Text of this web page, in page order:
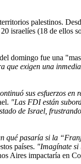
palestinos.
israelíes (18 de ellos
domingo fue una
que exigen una
sus esfuerzos en
"Las FDI están
de Israel,
qué pasaría si la
países. "Imagínate si
Aires impactaría en